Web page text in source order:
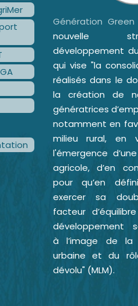
Génération Green
nouvelle
développement
qui vise "la
réalisés dans le
la création de
génératrices
notamment en
milieu rural, en
l'émergence
agricole, d’en
pour qu’en
exercer sa
facteur
développement
à l’image de la
urbaine et du
dévolu" (MLM).